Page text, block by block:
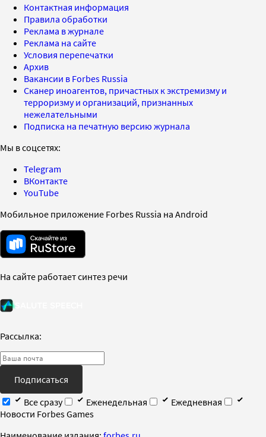
Контактная информация
Правила обработки
Реклама в журнале
Реклама на сайте
Условия перепечатки
Архив
Вакансии в Forbes Russia
Сканер иноагентов, причастных к экстремизму и
терроризму и организаций, признанных
нежелательными
Подписка на печатную версию журнала
Мы в соцсетях:
Telegram
ВКонтакте
YouTube
Мобильное приложение Forbes Russia на Android
На сайте работает синтез речи
Рассылка:
Подписаться
Все сразу
Еженедельная
Ежедневная
Новости Forbes Games